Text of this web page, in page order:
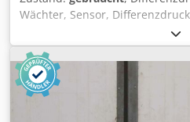
Wächter, Sensor,
Differenzdruckschalter,
Niederdruckschalter,
Hersteller: Danfoss,
17B Artikel-Nr.: 060-1268 -
Anzahl: 1x Druckschalter
Abmessungen Karton: 130/140/